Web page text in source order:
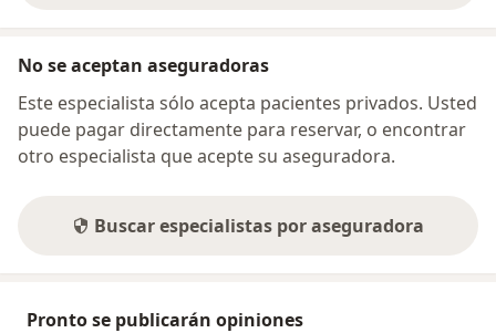
No se aceptan aseguradoras
Este especialista sólo acepta pacientes privados. Usted
puede pagar directamente para reservar, o encontrar
otro especialista que acepte su aseguradora.
Buscar especialistas por aseguradora
Pronto se publicarán opiniones